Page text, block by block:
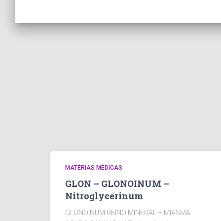
MATÉRIAS MÉDICAS
GLON – GLONOINUM –
Nitroglycerinum
GLONOINUM REINO MINERAL – MIASMA